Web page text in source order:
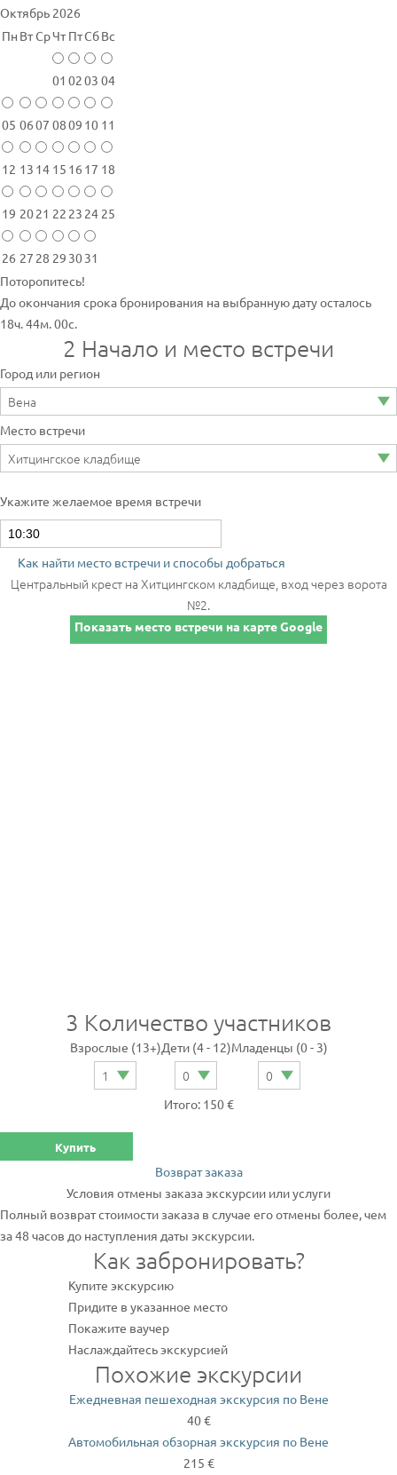
Октябрь 2026
Пн ВтСрЧт ПтСбВс
01 0203 04
05 0607 0809 10 11
12 13 14 15 16 17 18
19 2021 22 23 24 25
26 27 28 29 3031
Поторопитесь!
До окончания срока бронирования на выбранную дату осталось
18ч. 44м. 00с.
2 Начало и место встречи
Город или регион
Место встречи
Укажите желаемое время встречи
Как найти место встречи и способы добраться
Центральный крест на Хитцингском кладбище, вход через ворота
№2.
Показать место встречи на карте Google
3 Количество участников
Взрослые (13+)Дети (4 - 12)Младенцы (0 - 3)
Итого: 150 €
Купить
Возврат заказа
Условия отмены заказа экскурсии или услуги
Полный возврат стоимости заказа в случае его отмены более, чем
за 48 часов до наступления даты экскурсии.
Как забронировать?
Купите экскурсию
Придите в указанное место
Покажите ваучер
Наслаждайтесь экскурсией
Похожие экскурсии
Ежедневная пешеходная экскурсия по Вене
40 €
Автомобильная обзорная экскурсия по Вене
215 €